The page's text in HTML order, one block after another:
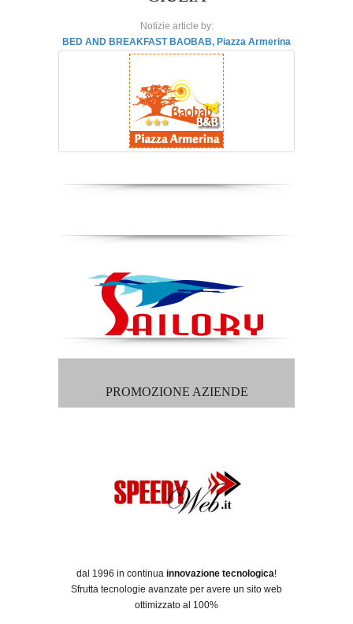
Notizie article by:
BED AND BREAKFAST BAOBAB, Piazza Armerina
PROMOZIONE AZIENDE
dal 1996 in continua innovazione tecnologica!
Sfrutta tecnologie avanzate per avere un sito web
ottimizzato al 100%